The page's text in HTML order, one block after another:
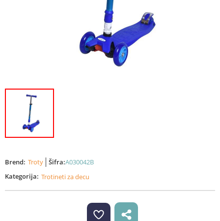
Brend: Troty Šifra:A030042B
Kategorija: Trotineti za decu